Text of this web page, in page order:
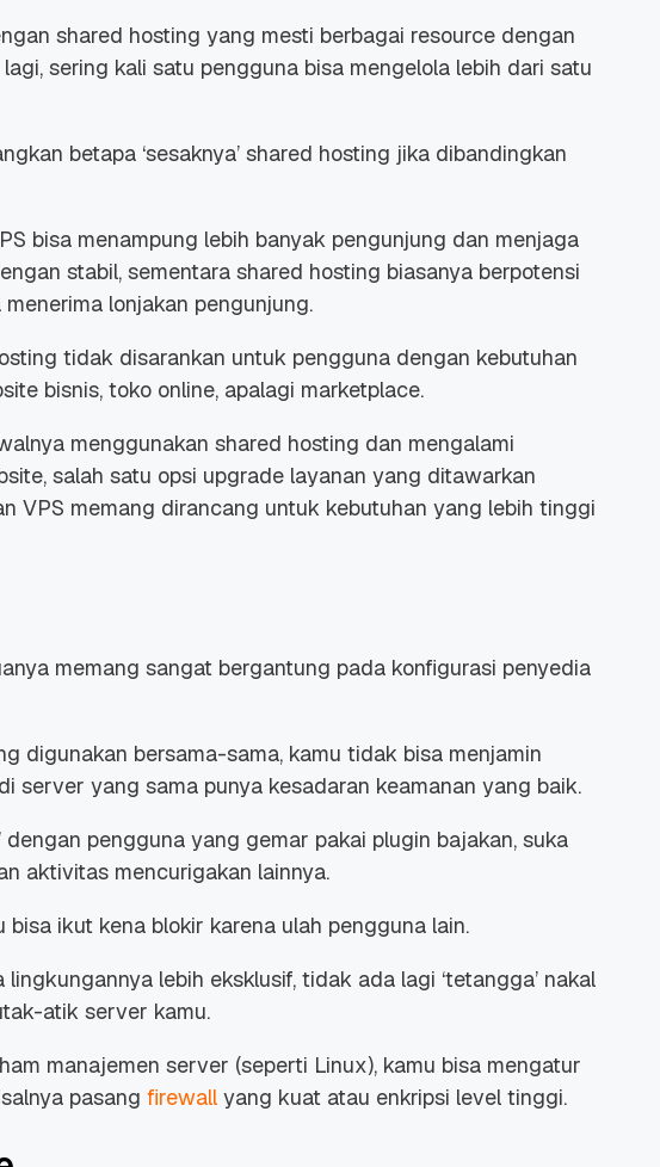
shared hosting yang mesti berbagai resource dengan
sering kali satu pengguna bisa mengelola lebih dari satu
betapa ‘sesaknya’ shared hosting jika dibandingkan
bisa menampung lebih banyak pengunjung dan menjaga
stabil, sementara shared hosting biasanya berpotensi
menerima lonjakan pengunjung.
tidak disarankan untuk pengguna dengan kebutuhan
bisnis, toko online, apalagi marketplace.
menggunakan shared hosting dan mengalami
, salah satu opsi upgrade layanan yang ditawarkan
VPS memang dirancang untuk kebutuhan yang lebih tinggi
memang sangat bergantung pada konfigurasi penyedia
digunakan bersama-sama, kamu tidak bisa menjamin
server yang sama punya kesadaran keamanan yang baik.
dengan pengguna yang gemar pakai plugin bajakan, suka
aktivitas mencurigakan lainnya.
bisa ikut kena blokir karena ulah pengguna lain.
lingkungannya lebih eksklusif, tidak ada lagi ‘tetangga’ nakal
atik server kamu.
manajemen server (seperti Linux), kamu bisa mengatur
pasang firewall yang kuat atau enkripsi level tinggi.